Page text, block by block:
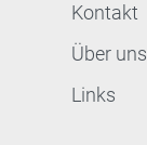
Kontakt
Über uns
Links